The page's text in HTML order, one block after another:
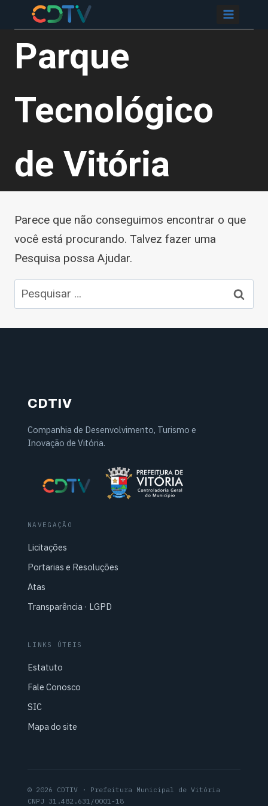
para
Conteúdo
Parque
Tecnológico
de Vitória
Parece que não conseguimos encontrar o que
você está procurando. Talvez fazer uma
Pesquisa possa Ajudar.
Pesquisar
por:
CDTIV
Companhia de Desenvolvimento, Turismo e
Inovação de Vitória.
NAVEGAÇÃO
Licitações
Portarias e Resoluções
Atas
Transparência · LGPD
LINKS ÚTEIS
Estatuto
Fale Conosco
SIC
Mapa do site
© 2026 CDTIV · Prefeitura Municipal de Vitória
CNPJ 31.482.631/0001-18